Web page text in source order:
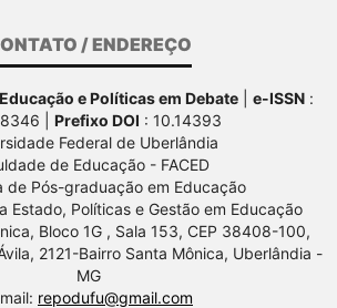
/ ENDEREÇO
e Políticas em Debate| e-ISSN:
| Prefixo DOI : 10.14393
Federal de Uberlândia
de Educação - FACED
de Pós-graduação em Educação
Estado, Políticas e Gestão em Educação
Bloco 1G , Sala 153, CEP 38408-100,
2121-Bairro Santa Mônica, Uberlândia -
MG
repodufu@gmail.com